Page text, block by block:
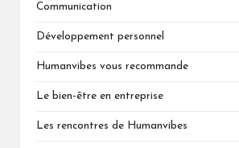
Communication
Développement personnel
Humanvibes vous recommande
Le bien-être en entreprise
Les rencontres de Humanvibes